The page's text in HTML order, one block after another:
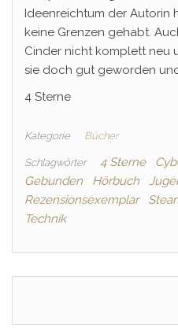
Ideenreichtum der Autorin
keine Grenzen gehabt.
Cinder nicht komplett neu
sie doch gut geworden
4 Sterne
Kategorie Bücher
Schlagwörter 4 Sterne
Gebunden
Hörbuch
Rezensionsexemplar
Technik